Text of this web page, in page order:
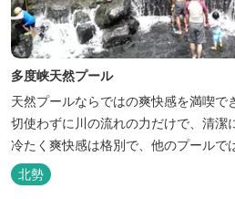
多度峡天然プール
天然プールならではの爽快感を満喫で
切使わずに川の流れの力だけで、清潔
冷たく爽快感は格別で、他のプールで
※天候によりオープン日が変更になる場合があ
すめ海水浴場ビーチ特集はこちら🏖
北勢